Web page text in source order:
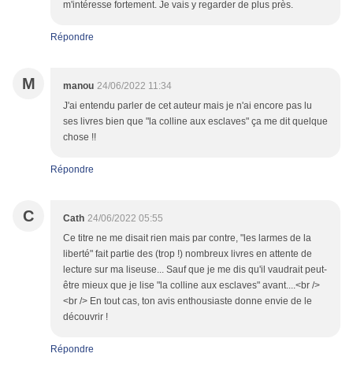
m'intéresse fortement. Je vais y regarder de plus près.
Répondre
M manou 24/06/2022 11:34
J'ai entendu parler de cet auteur mais je n'ai encore pas lu
ses livres bien que "la colline aux esclaves" ça me dit quelque
chose !!
Répondre
C Cath 24/06/2022 05:55
Ce titre ne me disait rien mais par contre, "les larmes de la
liberté" fait partie des (trop !) nombreux livres en attente de
lecture sur ma liseuse... Sauf que je me dis qu'il vaudrait peut-
être mieux que je lise "la colline aux esclaves" avant....<br />
<br /> En tout cas, ton avis enthousiaste donne envie de le
découvrir !
Répondre